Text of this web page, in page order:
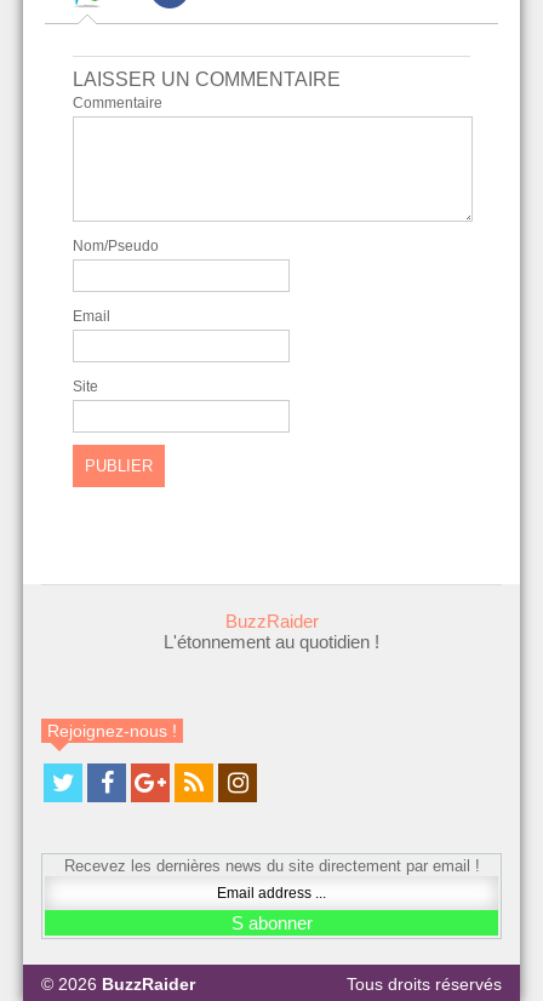
LAISSER UN COMMENTAIRE
Commentaire
Nom/Pseudo
Email
Site
BuzzRaider
L'étonnement au quotidien !
Rejoignez-nous !
Recevez les dernières news du site directement par email !
© 2026 BuzzRaider Tous droits réservés